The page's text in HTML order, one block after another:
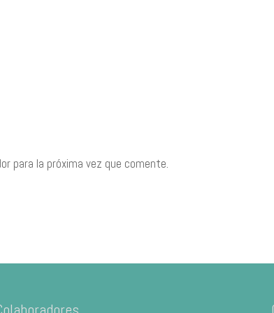
para la próxima vez que comente.